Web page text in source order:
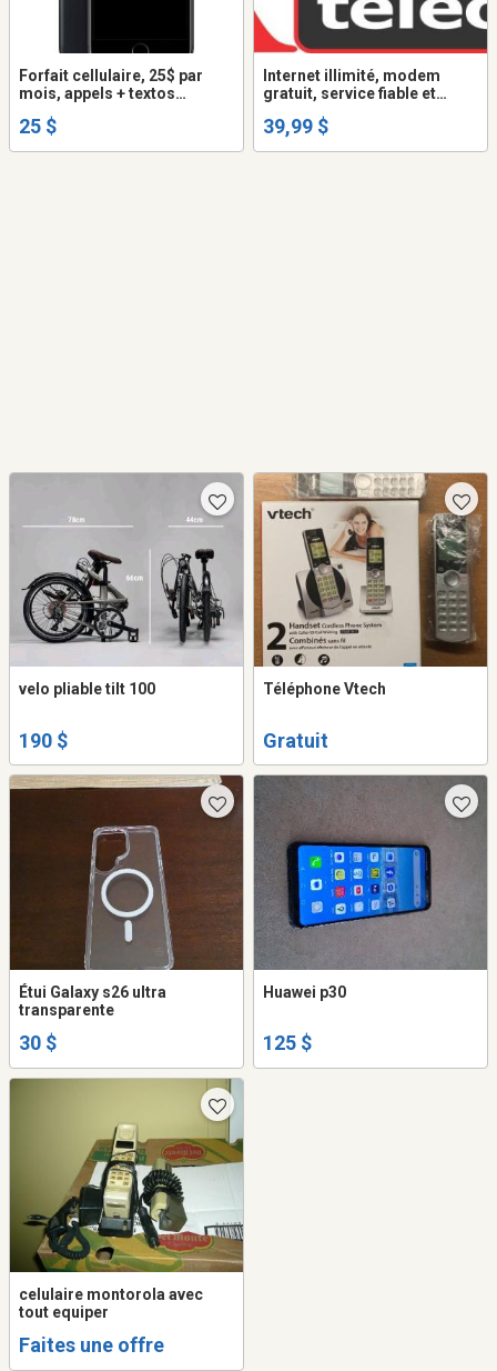
Forfait cellulaire, 25$ par
mois, appels + textos
25 $
Internet illimité, modem
gratuit, service fiable et
39,99 $
velo pliable tilt 100
190 $
Téléphone Vtech
Gratuit
Étui Galaxy s26 ultra
transparente
30 $
Huawei p30
125 $
celulaire montorola avec
tout equiper
Faites une offre